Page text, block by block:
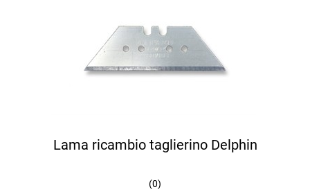
Lama ricambio taglierino Delphin
(0)